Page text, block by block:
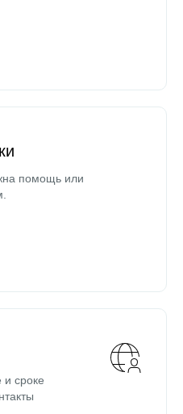
помощь или
сроке